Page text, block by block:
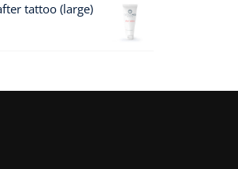
tattoo (large)